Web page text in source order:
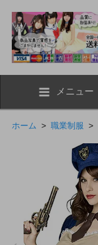
メニュー
ホーム > 職業制服 >